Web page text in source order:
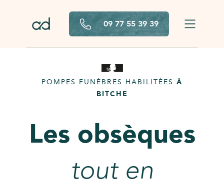
09 77 55 39 39
POMPES FUNÈBRES HABILITÉES À
BITCHE
Les obsèques
tout en